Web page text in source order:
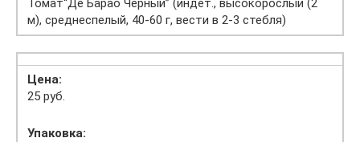
Томат“Де Барао Черный” (индет., высокорослый (2
м), среднеспелый, 40-60 г, вести в 2-3 стебля)
Цена:
25 руб.
Упаковка: